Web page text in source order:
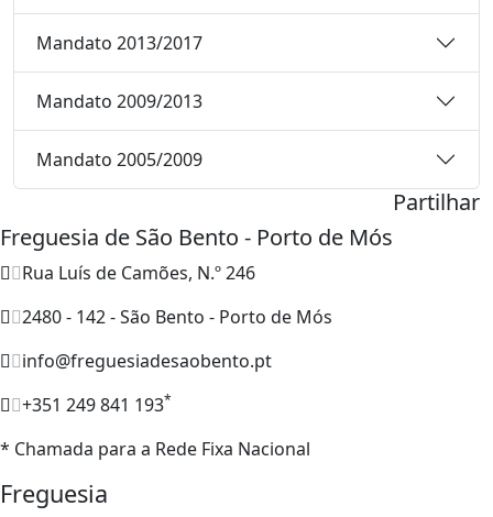
Mandato 2013/2017
Mandato 2009/2013
Mandato 2005/2009
Partilhar
Freguesia de São Bento - Porto de Mós
Rua Luís de Camões, N.º 246
2480 - 142 - São Bento - Porto de Mós
info@freguesiadesaobento.pt
+351 249 841 193*
* Chamada para a Rede Fixa Nacional
Freguesia